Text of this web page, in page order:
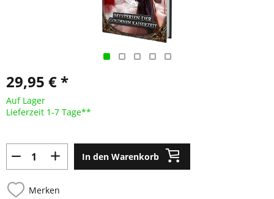
29,95 € *
Auf Lager
Lieferzeit 1-7 Tage**
In den Warenkorb
Merken